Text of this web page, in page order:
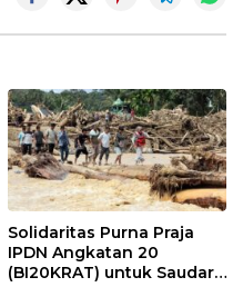
Solidaritas Purna Praja
IPDN Angkatan 20
(BI20KRAT) untuk Saudara